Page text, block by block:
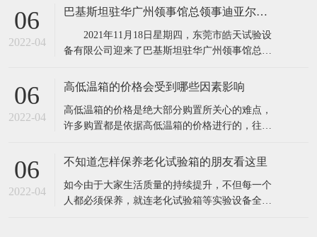
动节假期安排通知如下：1、4月30日至5月4日
调休上班。节假日期间,各位新老客
06
2022-04
巴基斯坦驻华广州领事馆总领事迪亚尔汗先生和商务参赞穆罕默德·艾凡先生一行莅临东莞市皓天试验设备有限公司参观交流指导
2021年11月18日星期四，东莞市皓天试验设
备有限公司迎来了巴基斯坦驻华广州领事馆总领
中方代表陈新生一行莅临工厂参观指导。 东
基斯坦驻华广州领事馆总领事迪亚尔汗先生和商
务参赞穆罕默德·艾凡先生、中方代表
06
2022-04
高低温箱的价格会受到哪些因素影响
​高低温箱的价格是绝大部分购置所关心的难点，
许多购置都是依据高低温箱的价格进行的，往往
工制作工艺.原料.核心技术等因素不一样，因此在
的温度要求越高，价格就越高。由于温度越高，
压榨和改性工程塑料的成本费用就越高。挑选
06
2022-04
不知道怎样保养老化试验箱的朋友看这里
​如今由于大家生活质量的持续提升，不但每一个
人都必须保养，就连老化试验箱等实验设备全是